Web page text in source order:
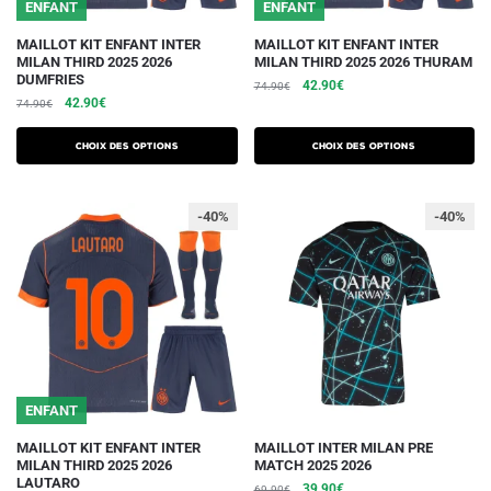
produit
produit
ENFANT
MAILLOT KIT ENFANT INTER
MILAN THIRD 2025 2026
DUMFRIES
74.90€
Le
initial
était :
42.90€Le
actuel
est :
Choix des options
Ce
produit
a
plusieurs
variations.
peuvent
être
choisies
sur
page
produit
ENFANT
MAILLOT KIT ENFANT INTER
MILAN THIRD 2025 2026 THURAM
74.90€
Le
initial
était :
74.90€.
42.90€Le
actuel
est :
42.90€.
Choix des options
Ce
produit
a
plusieurs
variations.
choisies
ENFANT
-40%
MAILLOT KIT ENFANT INTER
MILAN THIRD 2025 2026
LAUTARO
Ce
produit
-40%
MAILLOT INTER MILAN PRE
MATCH 2025 2026
Le
Le
Ce
produit